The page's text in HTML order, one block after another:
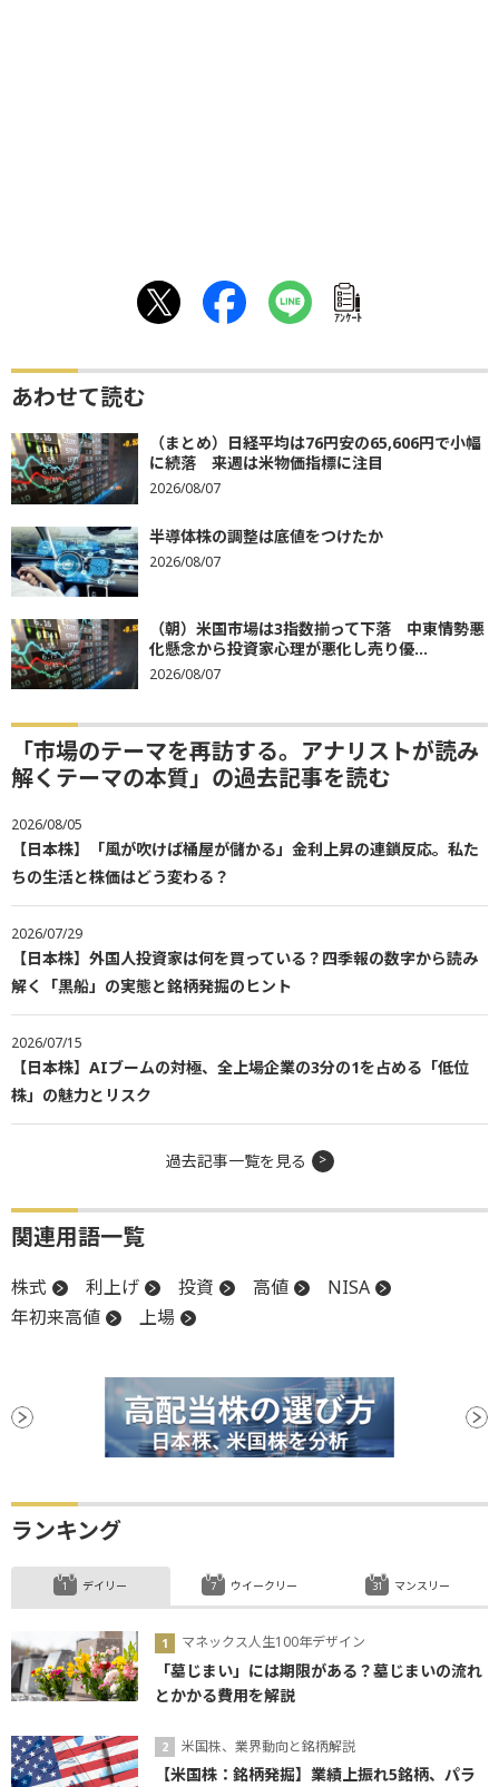
ｱﾝｹｰﾄ
あわせて読む
（まとめ）日経平均は76円安の65,606円で小幅
に続落 来週は米物価指標に注目
2026/08/07
半導体株の調整は底値をつけたか
2026/08/07
（朝）米国市場は3指数揃って下落 中東情勢悪
化懸念から投資家心理が悪化し売り優...
2026/08/07
「市場のテーマを再訪する。アナリストが読み
解くテーマの本質」の過去記事を読む
2026/08/05
【日本株】「風が吹けば桶屋が儲かる」金利上昇の連鎖反応。私た
ちの生活と株価はどう変わる？
2026/07/29
【日本株】外国人投資家は何を買っている？四季報の数字から読み
解く「黒船」の実態と銘柄発掘のヒント
2026/07/15
【日本株】AIブームの対極、全上場企業の3分の1を占める「低位
株」の魅力とリスク
過去記事一覧を見る
関連用語一覧
株式 利上げ 投資 高値
NISA
年初来高値
上場
ランキング
デイリー
マネックス人生100年デザイン
「墓じまい」には期限がある？墓じまいの流れ
とかかる費用を解説
米国株、業界動向と銘柄解説
【米国株：銘柄発掘】業績上振れ5銘柄、パラ
ウイークリー マンスリー